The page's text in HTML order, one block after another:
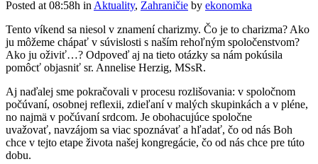
Posted at 08:58h in Aktuality, Zahraničie by ekonomka
Tento víkend sa niesol v znamení charizmy. Čo je to charizma? Ako
ju môžeme chápať v súvislosti s naším rehoľným spoločenstvom?
Ako ju oživiť…? Odpoveď aj na tieto otázky sa nám pokúsila
pomôcť objasniť sr. Annelise Herzig, MSsR.
Aj naďalej sme pokračovali v procesu rozlišovania: v spoločnom
počúvaní, osobnej reflexii, zdieľaní v malých skupinkách a v pléne,
no najmä v počúvaní srdcom. Je obohacujúce spoločne
uvažovať, navzájom sa viac spoznávať a hľadať, čo od nás Boh
chce v tejto etape života našej kongregácie, čo od nás chce pre túto
dobu.